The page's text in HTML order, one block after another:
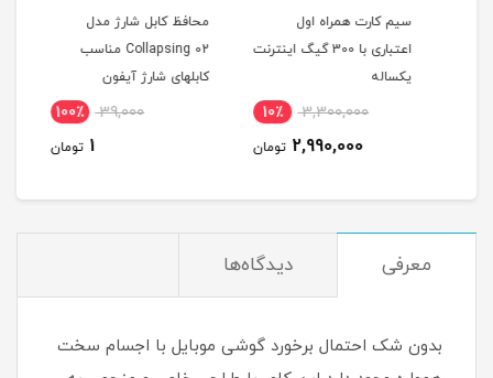
سیم کارت همراه اول
اعتباری با 300 گیگ اینترنت
یکساله
3,300,000 10٪
2,990,000 تومان
محافظ کابل شارژ مدل
Collapsing 02 مناسب
کابلهای شارژ آیفون
39,000 100٪
تومان
معرفی دیدگاه‌ها
بدون شک احتمال برخورد گوشی موبایل با اجسام سخت